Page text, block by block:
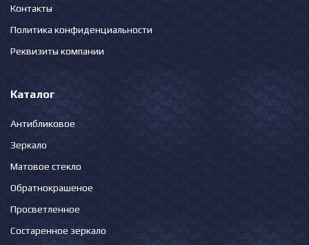
Контакты
Политика конфиденциальности
Реквизиты компании
Каталог
Антибликовое
Зеркало
Матовое стекло
Обратнокрашеное
Просветленное
Состаренное зеркало